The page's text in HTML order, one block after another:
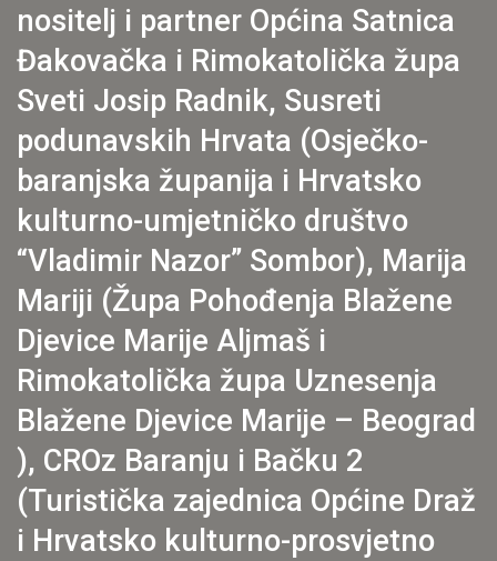
nositelj i partner Općina Satnica
Đakovačka​ i Rimokatolička župa
Sveti Josip Radnik, ​Susreti
podunavskih Hrvata (Osječko-
baranjska županija i Hrvatsko
kulturno-umjetničko društvo
“Vladimir Nazor” Sombor​), Marija
Mariji (Župa Pohođenja Blažene
Djevice Marije Aljmaš​ i
Rimokatolička župa Uznesenja
Blažene Djevice Marije – Beograd​
), CROz Baranju i Bačku 2
(Turistička zajednica Općine Draž
i Hrvatsko kulturno-prosvjetno